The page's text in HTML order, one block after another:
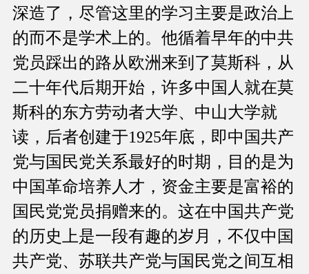
深造了，尽管这里的学习主要是政治上
的而不是学术上的。他循着早年的中共
党员踩出的路从欧洲来到了莫斯科，从
二十年代后期开始，许多中国人就在莫
斯科的东方劳动者大学、中山大学就
读，后者创建于1925年底，即中国共产
党与国民党关系最好的时期，目的是为
中国革命培养人才，资金主要是富裕的
国民党党员捐赠来的。这在中国共产党
的历史上是一段有趣的岁月，不仅中国
共产党、苏联共产党与国民党之间互相